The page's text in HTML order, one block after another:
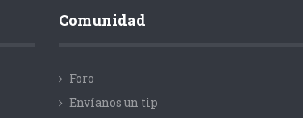
Comunidad
Foro
Envíanos un tip